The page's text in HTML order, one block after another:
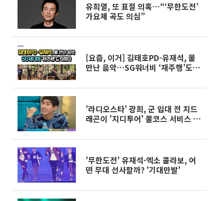
유희열, 또 표절 의혹…“‘무한도전’
가요제 곡도 의심”
[요즘, 이거] 김태호PD-유재석, 물
만난 음악…SG워너비 ‘재주행’도
'라디오스타' 광희, 군 입대 전 지드
래곤이 '지디투어' 풀코스 서비스 제
'무한도전' 유재석·엑소 콜라보, 어
떤 무대 선사할까? '기대만발'